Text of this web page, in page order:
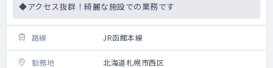
◆アクセス抜群！綺麗な施設での業務です
路線 JR函館本線
勤務地 北海道札幌市西区